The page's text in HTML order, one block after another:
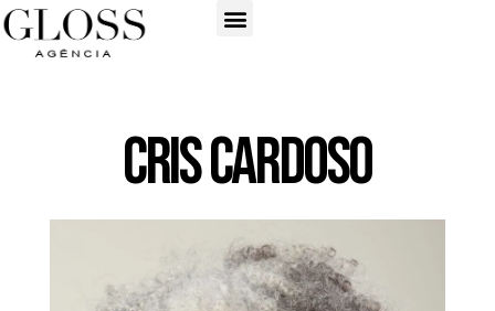
Cris Cardoso